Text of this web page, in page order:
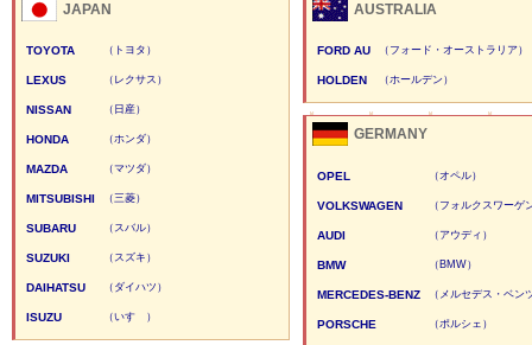
JAPAN
TOYOTA （トヨタ）
LEXUS （レクサス）
NISSAN （日産）
HONDA （ホンダ）
MAZDA （マツダ）
MITSUBISHI （三菱）
SUBARU （スバル）
SUZUKI （スズキ）
DAIHATSU （ダイハツ）
ISUZU （いすゞ）
AUSTRALIA
FORD AU （フォード・オーストラリア）
HOLDEN （ホールデン）
GERMANY
OPEL （オペル）
VOLKSWAGEN （フォルクスワーゲ
AUDI （アウディ）
BMW （BMW）
MERCEDES-BENZ （メルセデス・ベン
PORSCHE （ポルシェ）